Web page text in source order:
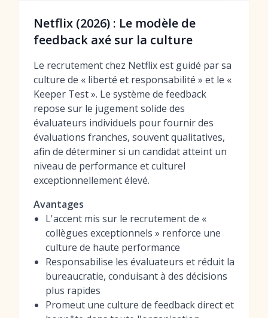
Netflix (2026) : Le modèle de
feedback axé sur la culture
Le recrutement chez Netflix est guidé par sa
culture de « liberté et responsabilité » et le «
Keeper Test ». Le système de feedback
repose sur le jugement solide des
évaluateurs individuels pour fournir des
évaluations franches, souvent qualitatives,
afin de déterminer si un candidat atteint un
niveau de performance et culturel
exceptionnellement élevé.
Avantages
L'accent mis sur le recrutement de «
collègues exceptionnels » renforce une
culture de haute performance
Responsabilise les évaluateurs et réduit la
bureaucratie, conduisant à des décisions
plus rapides
Promeut une culture de feedback direct et